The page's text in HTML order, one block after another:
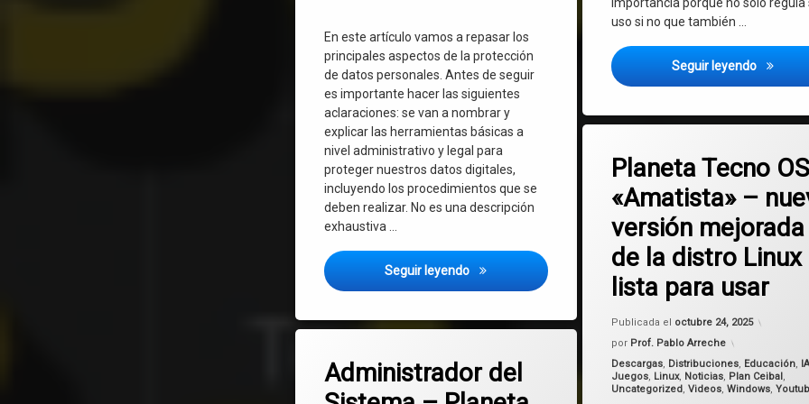
uso si no que también …
Seguir leyendo Ley de
En este artículo vamos a repasar los
principales aspectos de la protección
de datos personales. Antes de seguir
es importante hacer las siguientes
aclaraciones: se van a nombrar y
explicar las herramientas básicas a
nivel administrativo y legal para
proteger nuestros datos digitales,
incluyendo los procedimientos que se
deben realizar. No es una descripción
exhaustiva …
Seguir leyendo ¿Cómo proteger nuestros datos en Uruguay? Protección
Planeta Tecno
«Amatista» –
versión mejorada
de la distro Linux
lista para usar
Publicada el octubre 24, 2025
por Prof. Pablo Arreche
Categorías:
Descargas, Distribuciones, Educación,
Juegos, Linux, Noticias, Plan Ceibal,
Uncategorized,Videos,Windows,
Linux
Planeta Tecno OS
Windows
wine
Administrador del
en Administrador del Sistema – Planeta Tecno OS: un programa